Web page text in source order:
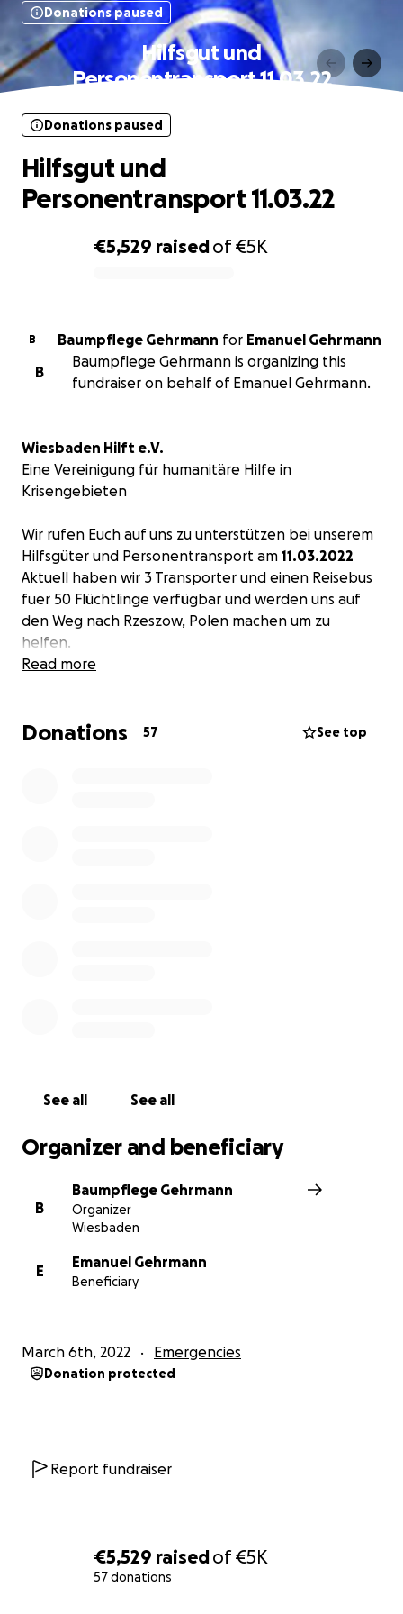
€5,529 raisedof€5K
57 donations
Donations paused
Hilfsgut und
Personentransport 11.03.22
€5,529 raisedof€5K
Donations paused
Hilfsgut und
Personentransport 11.03.22
B Baumpflege Gehrmann for Emanuel Gehrmann
B
Baumpflege Gehrmann is organizing this
fundraiser on behalf of Emanuel Gehrmann.
Wiesbaden Hilft e.V.
Eine Vereinigung für humanitäre Hilfe in
Krisengebieten
Wir rufen Euch auf uns zu unterstützen bei unserem
Hilfsgüter und Personentransport am 11.03.2022
Aktuell haben wir 3 Transporter und einen Reisebus
fuer 50 Flüchtlinge verfügbar und werden uns auf
den Weg nach Rzeszow, Polen machen um zu
helfen.
Wie kannst Du uns helfen? Auf vielen Wegen - Wir
Materialspenden und Geldspenden !
Read more
Donations 57 See top
See all See all
Organizer and beneficiary
B
Baumpflege Gehrmann
Organizer
Wiesbaden
E
Emanuel Gehrmann
Beneficiary
March 6th, 2022 Emergencies
Donation protected
Report fundraiser